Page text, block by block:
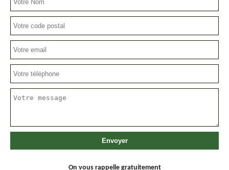
On vous rappelle gratuitement